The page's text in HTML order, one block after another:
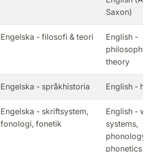
Saxon)
Engelska - filosofi & teori
English -
philosophy
theory
Engelska - språkhistoria English -
Engelska - skriftsystem,
fonologi, fonetik
English -
systems,
phonology,
phonetics